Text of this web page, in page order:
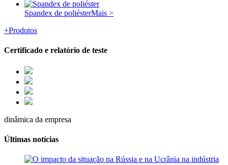
Spandex de poliésterMais >
+Produtos
Certificado e relatório de teste
dinâmica da empresa
Últimas notícias